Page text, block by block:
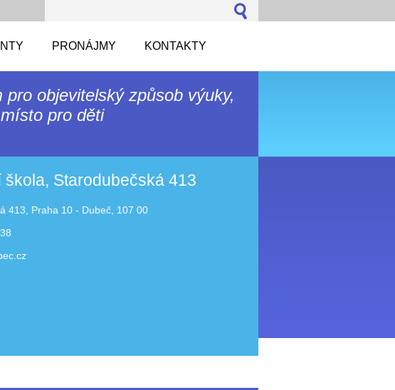
PRONÁJMY KONTAKTY
pro objevitelský způsob výuky,
pro děti
škola, Starodubečská 413
413, Praha 10 - Dubeč, 107 00